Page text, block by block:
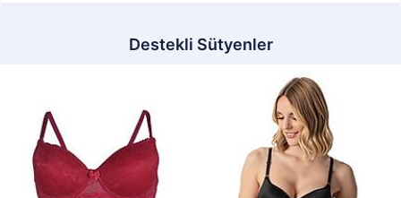
Destekli Sütyenler